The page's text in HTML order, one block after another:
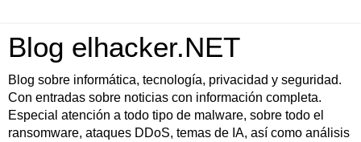
Blog elhacker.NET
Blog sobre informática, tecnología, privacidad y seguridad.
Con entradas sobre noticias con información completa.
Especial atención a todo tipo de malware, sobre todo el
ransomware, ataques DDoS, temas de IA, así como análisis